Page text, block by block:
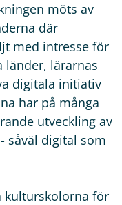
möts av
där
med intresse för
länder, lärarnas
digitala initiativ
har på många
utveckling av
såväl digital som
kulturskolorna för